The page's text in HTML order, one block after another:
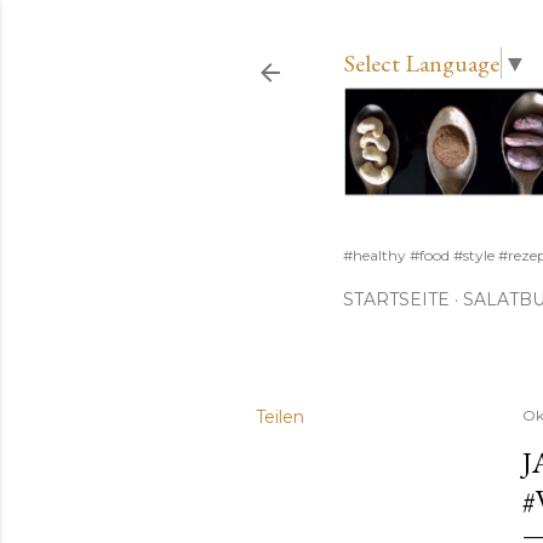
Select Language ▼
#healthy #food #style
STARTSEITE
Teilen